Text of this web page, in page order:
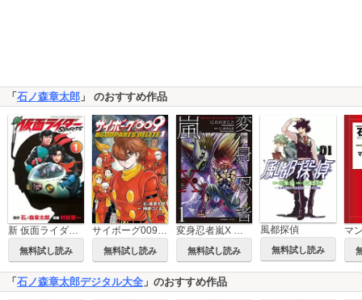
「 石ノ森章太郎 」 のおすすめ作品
新 仮面ライダーSPIRITS
無料試し読み 無料試し読み
変身忍者嵐X 電子版
無料試し読み
風都探偵
無料試し読み
「 石ノ森章太郎デジタル大全 」のおすすめ作品